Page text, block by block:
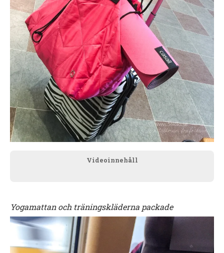
Videoinnehåll
Yogamattan och träningskläderna packade